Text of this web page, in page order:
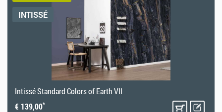
INTISSÉ
Intissé Standard Colors of Earth VII
€ 139,00*